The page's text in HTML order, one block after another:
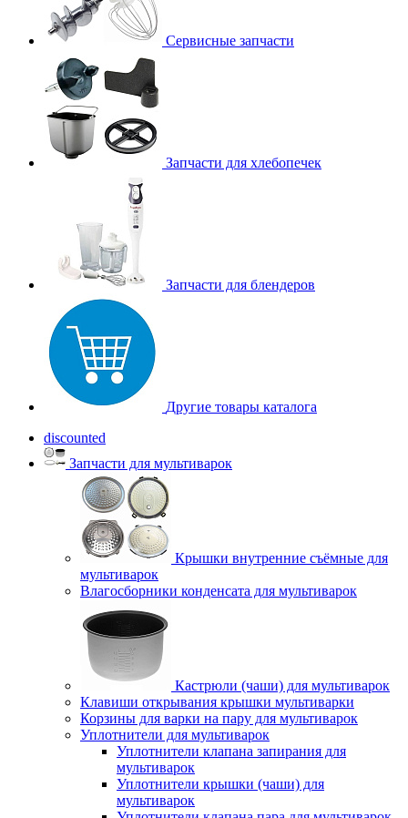
Сервисные запчасти
Запчасти для хлебопечек
Запчасти для блендеров
Другие товары каталога
discounted
Запчасти для мультиварок
Крышки внутренние съёмные для
мультиварок
Влагосборники конденсата для мультиварок
Кастрюли (чаши) для мультиварок
Клавиши открывания крышки мультиварки
Корзины для варки на пару для мультиварок
Уплотнители для мультиварок
Уплотнители клапана запирания для
мультиварок
Уплотнители крышки (чаши) для
мультиварок